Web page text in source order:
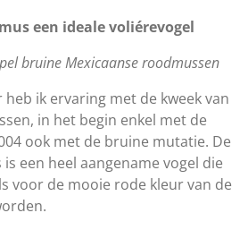
een ideale voliérevogel
bruine Mexicaanse roodmussen
heb ik ervaring met de kweek van
in het begin enkel met de
ook met de bruine mutatie. De
een heel aangename vogel die
voor de mooie rode kleur van de